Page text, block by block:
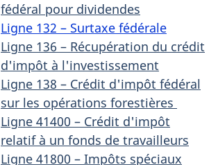
fédéral pour dividendes
Ligne 132 – Surtaxe fédérale
Ligne 136 – Récupération du crédit
d'impôt à l'investissement
Ligne 138 – Crédit d'impôt fédéral
sur les opérations forestières
Ligne 41400 – Crédit d'impôt
relatif à un fonds de travailleurs
Ligne 41800 – Impôts spéciaux